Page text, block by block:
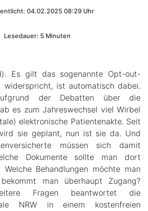
04.02.2025 08:29 Uhr
Lesedauer: 5 Minuten
Es gilt das sogenannte Opt-out-
widerspricht, ist automatisch dabei.
der Debatten über die
es zum Jahreswechsel viel Wirbel
elektronische Patientenakte. Seit
sie geplant, nun ist sie da. Und
müssen sich damit
Dokumente sollte man dort
Behandlungen möchte man
man überhaupt Zugang?
Fragen beantwortet die
NRW in einem kostenfreien